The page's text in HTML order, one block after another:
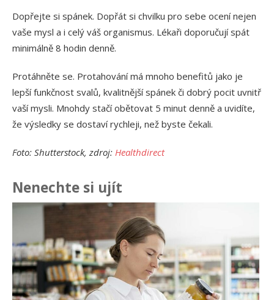
Dopřejte si spánek. Dopřát si chvilku pro sebe ocení nejen
vaše mysl a i celý váš organismus. Lékaři doporučují spát
minimálně 8 hodin denně.
Protáhněte se. Protahování má mnoho benefitů jako je
lepší funkčnost svalů, kvalitnější spánek či dobrý pocit uvnitř
vaší mysli. Mnohdy stačí obětovat 5 minut denně a uvidíte,
že výsledky se dostaví rychleji, než byste čekali.
Foto: Shutterstock, zdroj: Healthdirect
Nenechte si ujít